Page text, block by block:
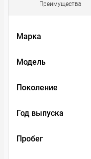
Преимущества
Марка
Модель
Поколение
Год выпуска
Пробег